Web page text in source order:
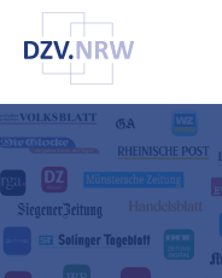
Inhalt
springen